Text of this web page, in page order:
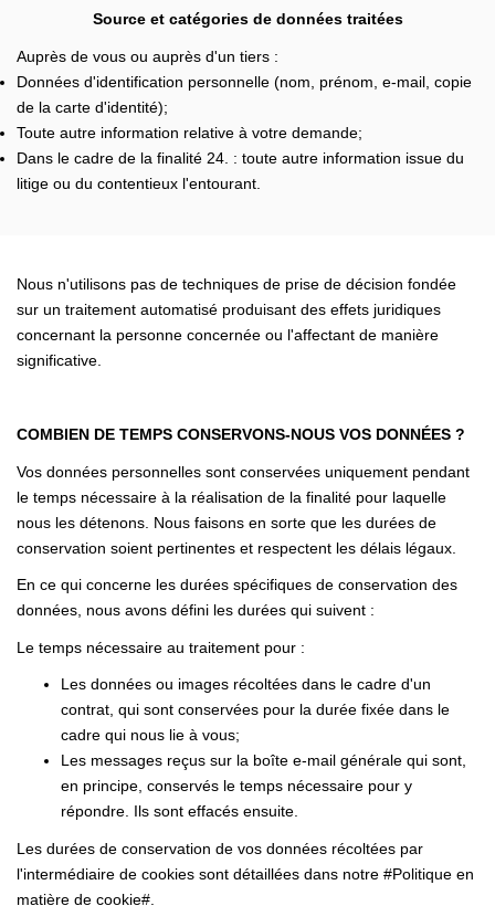
Source et catégories de données traitées
Auprès de vous ou auprès d'un tiers :
Données d'identification personnelle (nom, prénom, e-mail, copie
de la carte d'identité);
Toute autre information relative à votre demande;
Dans le cadre de la finalité 24. : toute autre information issue du
litige ou du contentieux l'entourant.
Nous n'utilisons pas de techniques de prise de décision fondée
sur un traitement automatisé produisant des effets juridiques
concernant la personne concernée ou l'affectant de manière
significative.
COMBIEN DE TEMPS CONSERVONS-NOUS VOS DONNÉES ?
Vos données personnelles sont conservées uniquement pendant
le temps nécessaire à la réalisation de la finalité pour laquelle
nous les détenons. Nous faisons en sorte que les durées de
conservation soient pertinentes et respectent les délais légaux.
En ce qui concerne les durées spécifiques de conservation des
données, nous avons défini les durées qui suivent :
Le temps nécessaire au traitement pour :
Les données ou images récoltées dans le cadre d'un
contrat, qui sont conservées pour la durée fixée dans le
cadre qui nous lie à vous;
Les messages reçus sur la boîte e-mail générale qui sont,
en principe, conservés le temps nécessaire pour y
répondre. Ils sont effacés ensuite.
Les durées de conservation de vos données récoltées par
l'intermédiaire de cookies sont détaillées dans notre #Politique en
matière de cookie#.